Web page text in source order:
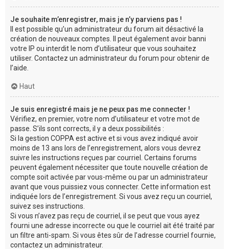
Je souhaite m’enregistrer, mais je n’y parviens pas !
Il est possible qu’un administrateur du forum ait désactivé la
création de nouveaux comptes. Il peut également avoir banni
votre IP ou interdit le nom d’utilisateur que vous souhaitez
utiliser. Contactez un administrateur du forum pour obtenir de
l’aide.
Haut
Je suis enregistré mais je ne peux pas me connecter !
Vérifiez, en premier, votre nom d’utilisateur et votre mot de
passe. S’ils sont corrects, il y a deux possibilités :
Si la gestion COPPA est active et si vous avez indiqué avoir
moins de 13 ans lors de l’enregistrement, alors vous devrez
suivre les instructions reçues par courriel. Certains forums
peuvent également nécessiter que toute nouvelle création de
compte soit activée par vous-même ou par un administrateur
avant que vous puissiez vous connecter. Cette information est
indiquée lors de l’enregistrement. Si vous avez reçu un courriel,
suivez ses instructions.
Si vous n’avez pas reçu de courriel, il se peut que vous ayez
fourni une adresse incorrecte ou que le courriel ait été traité par
un filtre anti-spam. Si vous êtes sûr de l’adresse courriel fournie,
contactez un administrateur.